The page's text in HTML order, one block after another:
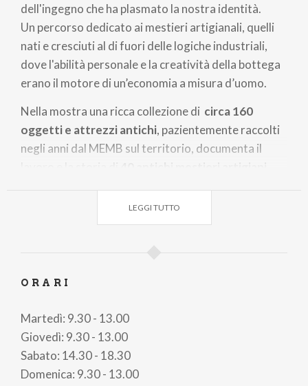
dell'ingegno che ha plasmato la nostra identità.
Un percorso dedicato ai mestieri artigianali, quelli
nati e cresciuti al di fuori delle logiche industriali,
dove l'abilità personale e la creatività della bottega
erano il motore di un’economia a misura d’uomo.
Nella mostra una ricca collezione di circa 160
oggetti e attrezzi antichi, pazientemente raccolti
negli anni dal MEMB sul territorio, documenta il
Inoltre in esposizione uno straordinario reperto che
impreziosisce il percorso espositivo: la
dell'originale, rappresenta la massima espressione
Il percorso propone un confronto tra la
documentazione storica e la ricostruzione visiva
potenziata dall'Intelligenza Artificiale (IA)
LEGGI TUTTO
ORARI
Martedì: 9.30 - 13.00
Giovedì: 9.30 - 13.00
Sabato: 14.30 - 18.30
Domenica: 9.30 - 13.00